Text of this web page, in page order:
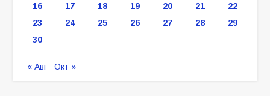
16
17 18 19 20 21
22
23
24 25 26 27 28
29
30
« Авг Окт »